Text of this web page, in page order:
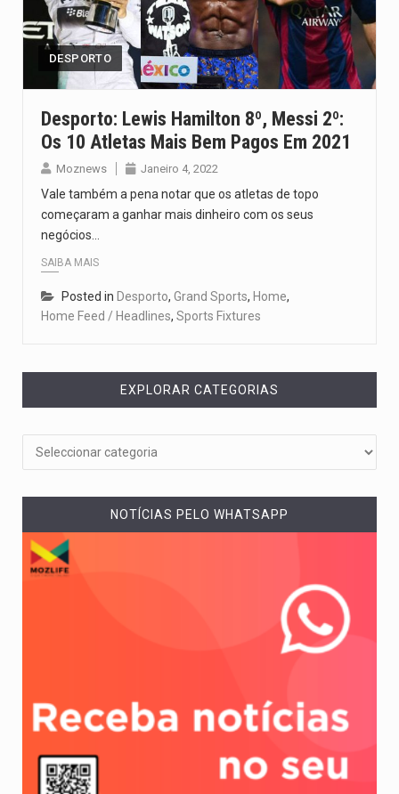
Um dos casos mais graves envolveu a residência de Sam…
A cidade de Bunia, capital da província de Ituri, tornou-se…
Legislação, renomeada em homenagem ao falecido senador Lindsey Graham, foi…
DESPORTO
Desporto: Lewis Hamilton 8º, Messi 2º:
Os 10 Atletas Mais Bem Pagos Em 2021
Moznews Janeiro 4, 2022
Vale também a pena notar que os atletas de topo
começaram a ganhar mais dinheiro com os seus
negócios…
SAIBA MAIS
Posted in Desporto, Grand Sports, Home,
Home Feed / Headlines, Sports Fixtures
EXPLORAR CATEGORIAS
NOTÍCIAS PELO WHATSAPP